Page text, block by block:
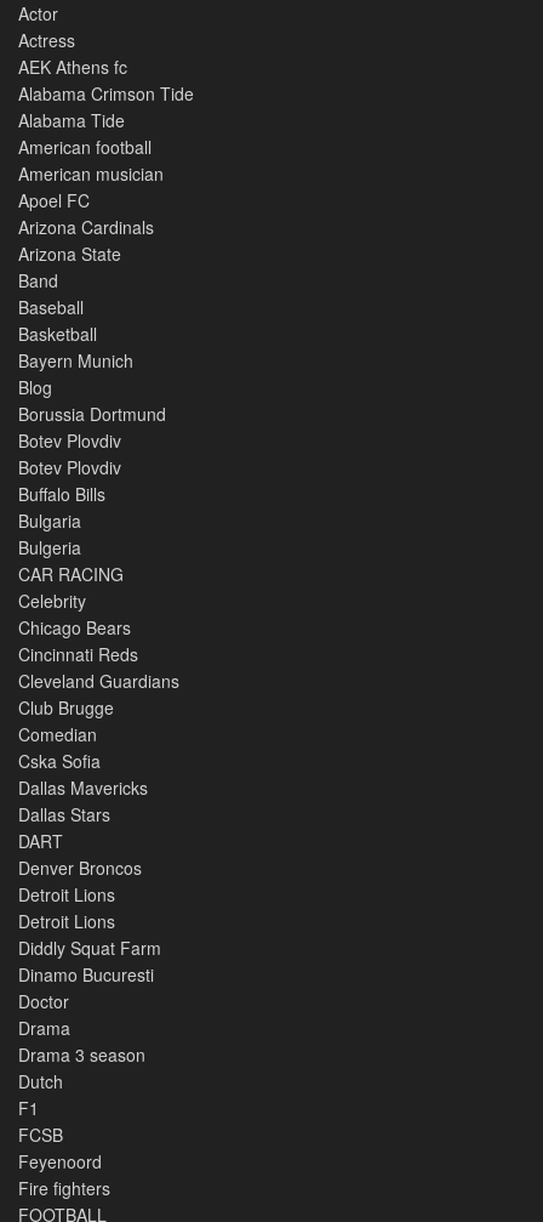
Actor
Actress
AEK Athens fc
Alabama Crimson Tide
Alabama Tide
American football
American musician
Apoel FC
Arizona Cardinals
Arizona State
Band
Baseball
Basketball
Bayern Munich
Blog
Borussia Dortmund
Botev Plovdiv
Botev Plovdiv
Buffalo Bills
Bulgaria
Bulgeria
CAR RACING
Celebrity
Chicago Bears
Cincinnati Reds
Cleveland Guardians
Club Brugge
Comedian
Cska Sofia
Dallas Mavericks
Dallas Stars
DART
Denver Broncos
Detroit Lions
Detroit Lions
Diddly Squat Farm
Dinamo Bucuresti
Doctor
Drama
Drama 3 season
Dutch
F1
FCSB
Feyenoord
Fire fighters
FOOTBALL